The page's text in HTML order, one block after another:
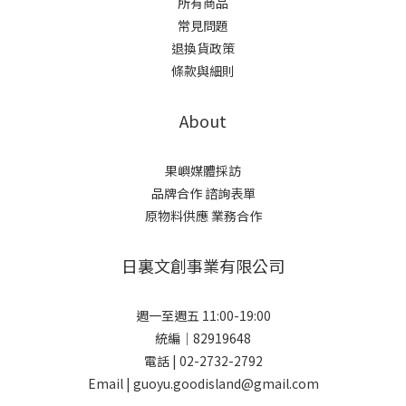
常見問題
退換貨政策
條款與細則
About
果嶼媒體採訪
品牌合作 諮詢表單
原物料供應 業務合作
日裏文創事業有限公司
週一至週五 11:00-19:00
統編｜82919648
電話 | 02-2732-2792
Email | guoyu.goodisland@gmail.com